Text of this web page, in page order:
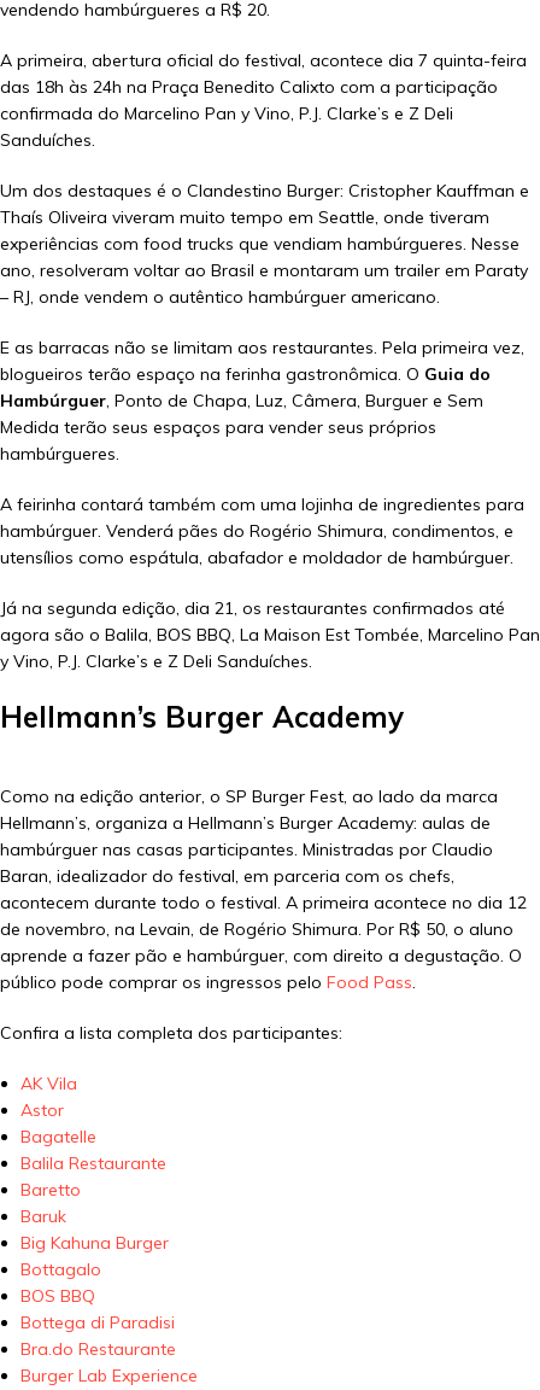
vendendo hambúrgueres a R$ 20.
A primeira, abertura oficial do festival, acontece dia 7 quinta-feira
das 18h às 24h na Praça Benedito Calixto com a participação
confirmada do Marcelino Pan y Vino, P.J. Clarke’s e Z Deli
Sanduíches.
Um dos destaques é o Clandestino Burger: Cristopher Kauffman e
Thaís Oliveira viveram muito tempo em Seattle, onde tiveram
experiências com food trucks que vendiam hambúrgueres. Nesse
ano, resolveram voltar ao Brasil e montaram um trailer em Paraty
– RJ, onde vendem o autêntico hambúrguer americano.
E as barracas não se limitam aos restaurantes. Pela primeira vez,
blogueiros terão espaço na ferinha gastronômica. O Guia do
Hambúrguer , Ponto de Chapa, Luz, Câmera, Burguer e Sem
Medida terão seus espaços para vender seus próprios
hambúrgueres.
A feirinha contará também com uma lojinha de ingredientes para
hambúrguer. Venderá pães do Rogério Shimura, condimentos, e
utensílios como espátula, abafador e moldador de hambúrguer.
Já na segunda edição, dia 21, os restaurantes confirmados até
agora são o Balila, BOS BBQ, La Maison Est Tombée, Marcelino Pan
y Vino, P.J. Clarke’s e Z Deli Sanduíches.
Hellmann’s Burger Academy
Como na edição anterior, o SP Burger Fest, ao lado da marca
Hellmann’s, organiza a Hellmann’s Burger Academy: aulas de
hambúrguer nas casas participantes. Ministradas por Claudio
Baran, idealizador do festival, em parceria com os chefs,
acontecem durante todo o festival. A primeira acontece no dia 12
de novembro, na Levain, de Rogério Shimura. Por R$ 50, o aluno
aprende a fazer pão e hambúrguer, com direito a degustação. O
público pode comprar os ingressos pelo Food Pass
Confira a lista completa dos participantes:
AK Vila
Astor
Bagatelle
Balila Restaurante
Baretto
Baruk
Big Kahuna Burger
Bottagalo
BOS BBQ
Bottega di Paradisi
Bra.do Restaurante
Burger Lab Experience